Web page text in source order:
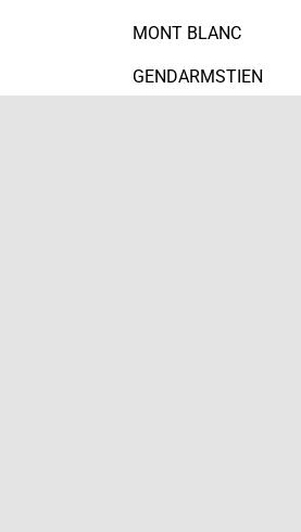
MONT BLANC
GENDARMSTIEN